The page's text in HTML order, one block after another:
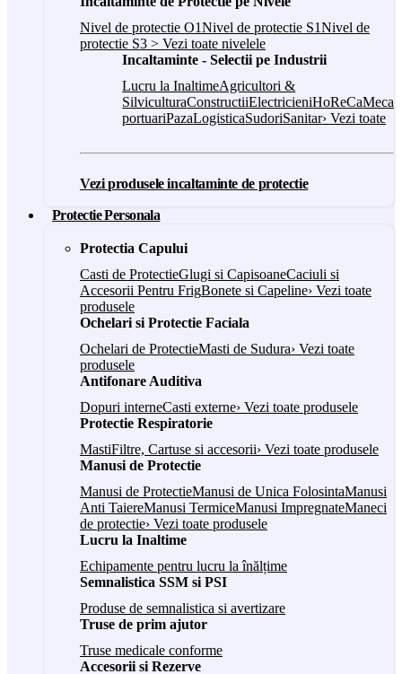
Nivel de protectie O1Nivel de protectie S1Nivel de
protectie S3 > Vezi toate nivelele
Incaltaminte - Selectii pe Industrii
Lucru la InaltimeAgricultori &
SilviculturaConstructiiElectricieniHoReCa
portuariPazaLogisticaSudoriSanitar› Vezi toate
Vezi produsele incaltaminte de protectie
Protectie Personala
Protectia Capului
Casti de ProtectieGlugi si CapisoaneCaciuli si
Accesorii Pentru FrigBonete si Capeline› Vezi toate
produsele
Ochelari si Protectie Faciala
Ochelari de ProtectieMasti de Sudura› Vezi toate
produsele
Antifonare Auditiva
Dopuri interneCasti externe› Vezi toate produsele
Protectie Respiratorie
MastiFiltre, Cartuse si accesorii› Vezi toate produsele
Manusi de Protectie
Manusi de ProtectieManusi de Unica FolosintaManusi
Anti TaiereManusi TermiceManusi ImpregnateManeci
de protectie› Vezi toate produsele
Lucru la Inaltime
Echipamente pentru lucru la înălțime
Semnalistica SSM si PSI
Produse de semnalistica si avertizare
Truse de prim ajutor
Truse medicale conforme
Accesorii si Rezerve